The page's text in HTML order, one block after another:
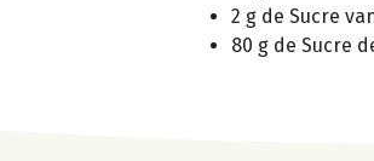
2 g de Sucre
80 g de Sucre